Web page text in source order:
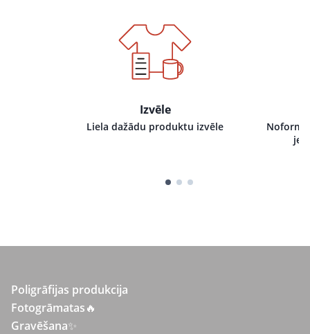
Izvēle
Liela dažādu produktu izvēle
Poligrāfijas produkcija
Fotogrāmatas🔥
Gravēšana✨